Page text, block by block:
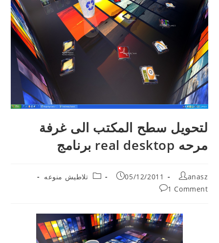
لتحويل سطح المكتب الى غرفة
مرحه real desktop برنامج
Post
author:
anasz
Post
published:
05/12/2011
Postتلاطيش منوعه
Post
1 Comment